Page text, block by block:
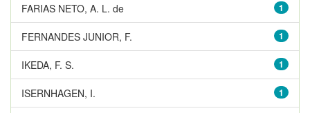
1
FARIAS NETO, A. L. de
1
FERNANDES JUNIOR, F.
1
IKEDA, F. S.
1
ISERNHAGEN, I.